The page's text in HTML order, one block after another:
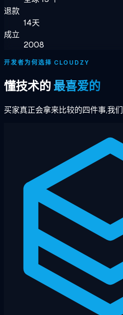
退款
14天
成立
2008
开发者为何选择 CLOUDZY
懂技术的最喜爱的
买家真正会拿来比较的四件事,我们